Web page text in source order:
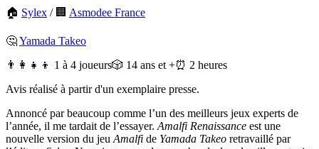
🏠 Sylex / 🏢 Asmodee France
🤔Yamada Takeo
👨‍👩‍👧‍👦 1 à 4 joueurs🎲 14 ans et +⏰ 2 heures
Avis réalisé à partir d'un exemplaire presse.
Annoncé par beaucoup comme l’un des meilleurs jeux experts de
l’année, il me tardait de l’essayer. Amalfi Renaissance est une
nouvelle version du jeu Amalfi de Yamada Takeo retravaillé par